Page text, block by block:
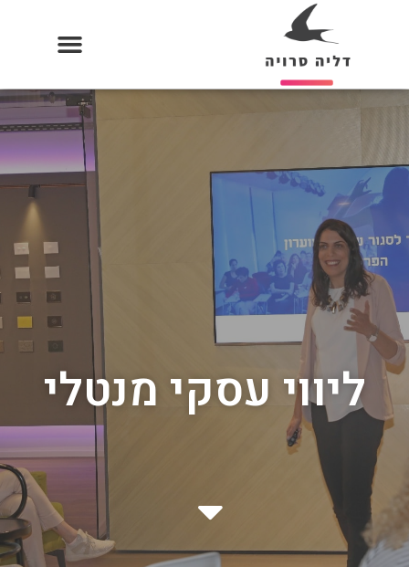
ליווי עסקי מנטלי